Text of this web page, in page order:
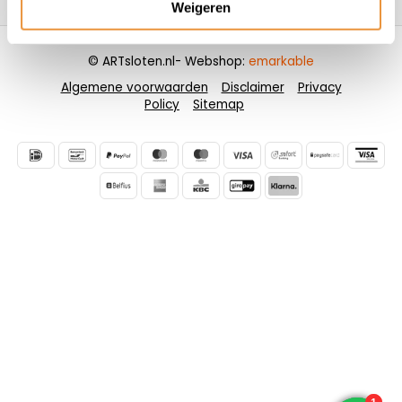
Weigeren
Algemene voorwaarden Disclaimer
Privacy
Policy
Sitemap
© ARTsloten.nl- Webshop: emarkable